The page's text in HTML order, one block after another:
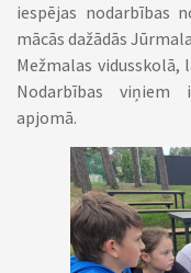
iespējas nodarbības
mācās dažādās
Mežmalas
Nodarbības viņiem
apjomā.